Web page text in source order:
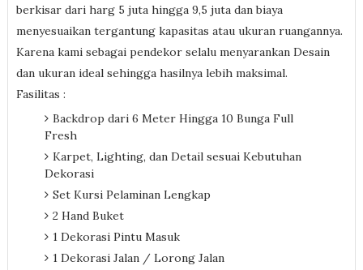
berkisar dari harg 5 juta hingga 9,5 juta dan biaya
menyesuaikan tergantung kapasitas atau ukuran ruangannya.
Karena kami sebagai pendekor selalu menyarankan Desain
dan ukuran ideal sehingga hasilnya lebih maksimal.
Fasilitas :
Backdrop dari 6 Meter Hingga 10 Bunga Full
Fresh
Karpet, Lighting, dan Detail sesuai Kebutuhan
Dekorasi
Set Kursi Pelaminan Lengkap
2 Hand Buket
1 Dekorasi Pintu Masuk
1 Dekorasi Jalan / Lorong Jalan